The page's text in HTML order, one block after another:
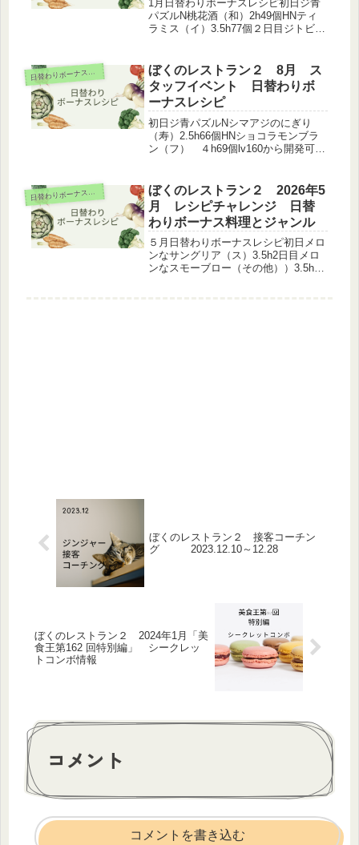
1月日替わりボーナスレシピ初日ジ青
パズルN桃花酒（和）2h49個HNティ
ラミス（イ）3.5h77個２日目ジトビウ
パンペルデュ（フ）N上カルビ(韓）
HN緑パズルRソーセ...
日
替わりボーナスレシピ
ぼくのレストラン２ 8月 ス
タッフイベント 日替わりボ
ーナスレシピ
初日ジ青パズルNシマアジのにぎり
（寿）2.5h66個HNショコラモンブラ
ン（フ） ４h69個lv160から開発可能
目ジ桃花酒（和）Nキャビアの冷製カ
ッペリーニ（イ）H...
日
替わりボーナスレシピ
ぼくのレストラン２ 2026年5
月 レシピチャレンジ 日替
わりボーナス料理とジャンル
５月日替わりボーナスレシピ初日メロ
ンなサングリア（ス）3.5h2日目メロ
ンなスモーブロー（その他））3.5h3
ぼくのレストラン２ 接客コーチン
グ 2023.12.10～12.28
ぼくのレストラン２ 2024年1月「美
食王第162 回特別編」 シークレッ
トコンボ情報
コメント
コメントを書き込む